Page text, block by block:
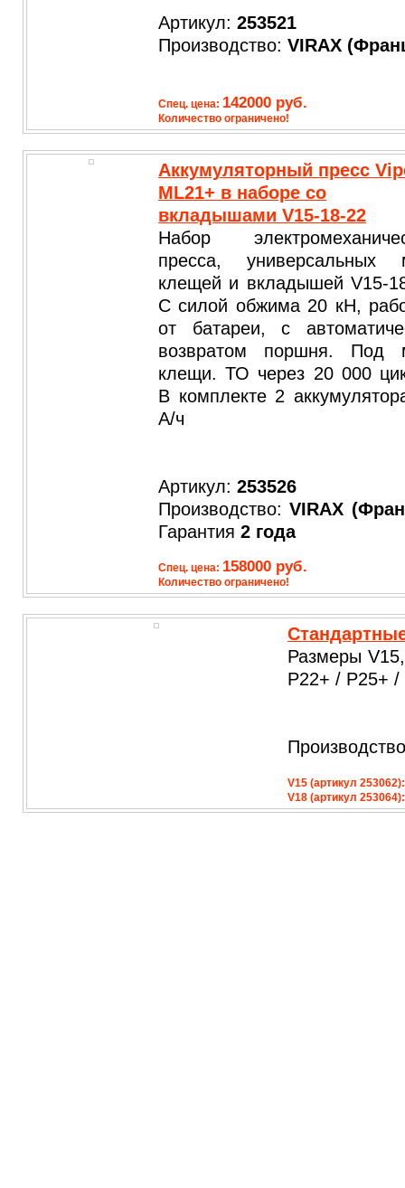
Артикул: 253521
Производство: VIRAX
Спец. цена: 142000 руб.
Количество ограничено!
Аккумуляторный пресс
ML21+ в наборе со
вкладышами V15-18-22
Набор
пресса, универсальных
клещей и вкладышей V15-
С силой обжима 20 кН,
от батареи, с
возвратом поршня. Под
клещи. ТО через 20 000
В комплекте 2
А/ч
Артикул: 253526
Производство:VIRAX
Гарантия 2 года
Спец. цена: 158000 руб.
Количество ограничено!
Размеры
P22+ / P25+ /
V15 (артикул 253062):
V18 (артикул 253064):